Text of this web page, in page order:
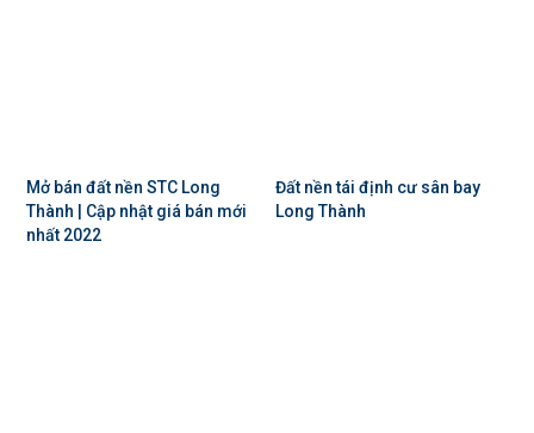
Mở bán đất nền STC Long
Thành | Cập nhật giá bán mới
nhất 2022
Đất nền tái định cư sân bay
Long Thành